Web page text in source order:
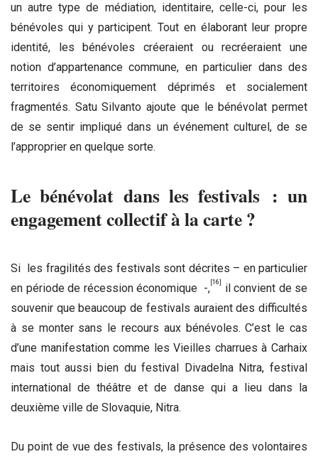
un autre type de médiation, identitaire, celle-ci, pour les
bénévoles qui y participent. Tout en élaborant leur propre
identité, les bénévoles créeraient ou recréeraient une
notion d’appartenance commune, en particulier dans des
territoires économiquement déprimés et socialement
fragmentés. Satu Silvanto ajoute que le bénévolat permet
de se sentir impliqué dans un événement culturel, de se
l’approprier en quelque sorte.
Le bénévolat dans les festivals : un
engagement collectif à la carte ?
Si les fragilités des festivals sont décrites – en particulier
en période de récession économique -, [16]
il convient de se
souvenir que beaucoup de festivals auraient des difficultés
à se monter sans le recours aux bénévoles. C’est le cas
d’une manifestation comme les Vieilles charrues à Carhaix
mais tout aussi bien du festival Divadelna Nitra, festival
international de théâtre et de danse qui a lieu dans la
deuxième ville de Slovaquie, Nitra.
Du point de vue des festivals, la présence des volontaires